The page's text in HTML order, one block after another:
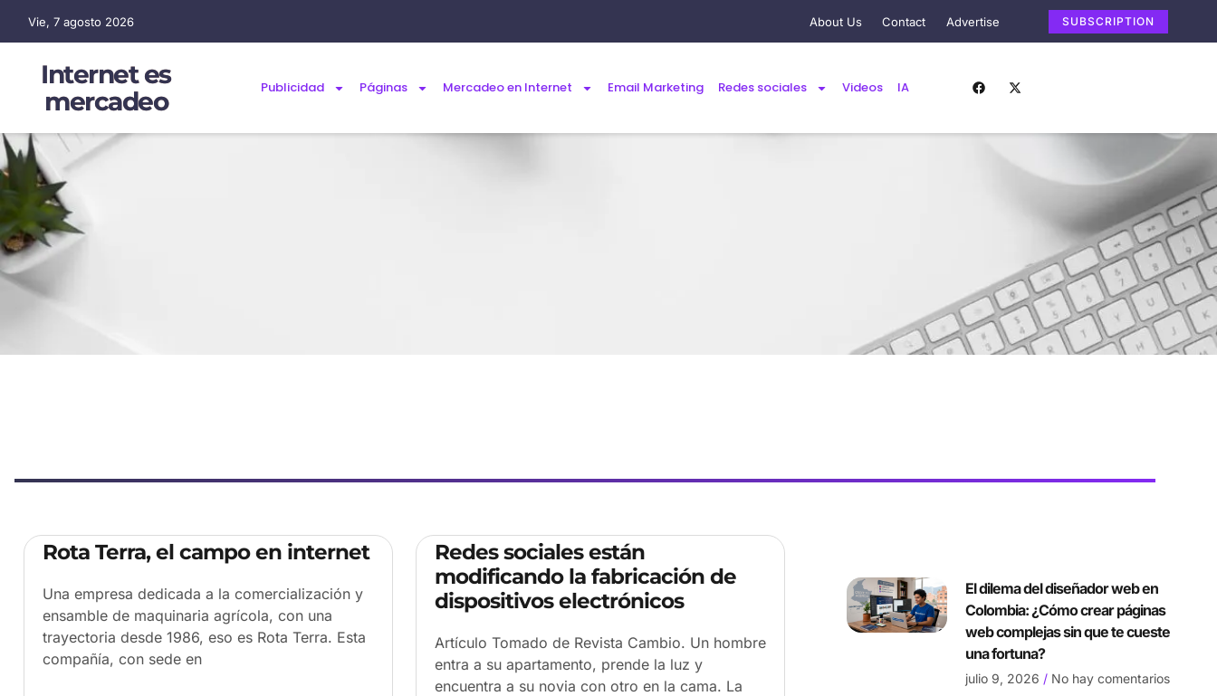
Vie, 7 agosto 2026 About Us Contact Advertise SUBSCRIPTION
Internet es
mercadeo
Publicidad Páginas Mercadeo en Internet Email Marketing Redes sociales Videos IA
Rota Terra, el campo en internet
Una empresa dedicada a la comercialización y
ensamble de maquinaria agrícola, con una
trayectoria desde 1986, eso es Rota Terra. Esta
compañía, con sede en
Redes sociales están
modificando la fabricación de
dispositivos electrónicos
Artículo Tomado de Revista Cambio. Un hombre
entra a su apartamento, prende la luz y
encuentra a su novia con otro en la cama. La
El dilema del diseñador web en
Colombia: ¿Cómo crear páginas
web complejas sin que te cueste
una fortuna?
julio 9, 2026 No hay comentarios